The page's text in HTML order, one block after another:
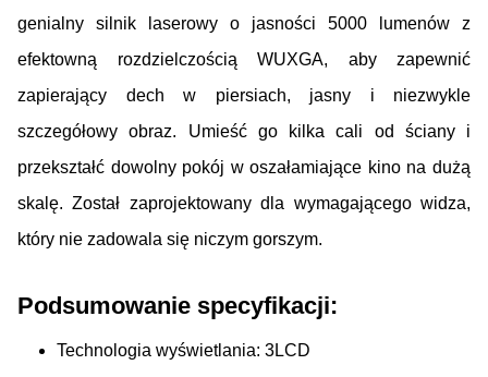
genialny silnik laserowy o jasności 5000 lumenów z
efektowną rozdzielczością WUXGA, aby zapewnić
zapierający dech w piersiach, jasny i niezwykle
szczegółowy obraz. Umieść go kilka cali od ściany i
przekształć dowolny pokój w oszałamiające kino na dużą
skalę. Został zaprojektowany dla wymagającego widza,
który nie zadowala się niczym gorszym.
Podsumowanie specyfikacji:
Technologia wyświetlania: 3LCD